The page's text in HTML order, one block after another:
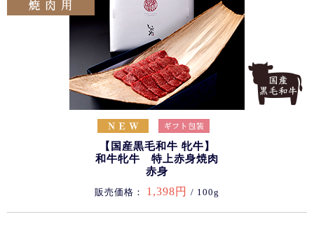
【国産黒毛和牛 牝牛】
和牛牝牛 特上赤身焼肉
赤身
販売価格： 1,398円 / 100g